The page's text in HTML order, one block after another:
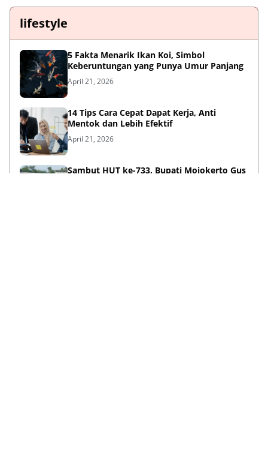
lifestyle
5 Fakta Menarik Ikan Koi, Simbol
Keberuntungan yang Punya Umur Panjang
April 21, 2026
14 Tips Cara Cepat Dapat Kerja, Anti
Mentok dan Lebih Efektif
April 21, 2026
Sambut HUT ke-733, Bupati Mojokerto Gus